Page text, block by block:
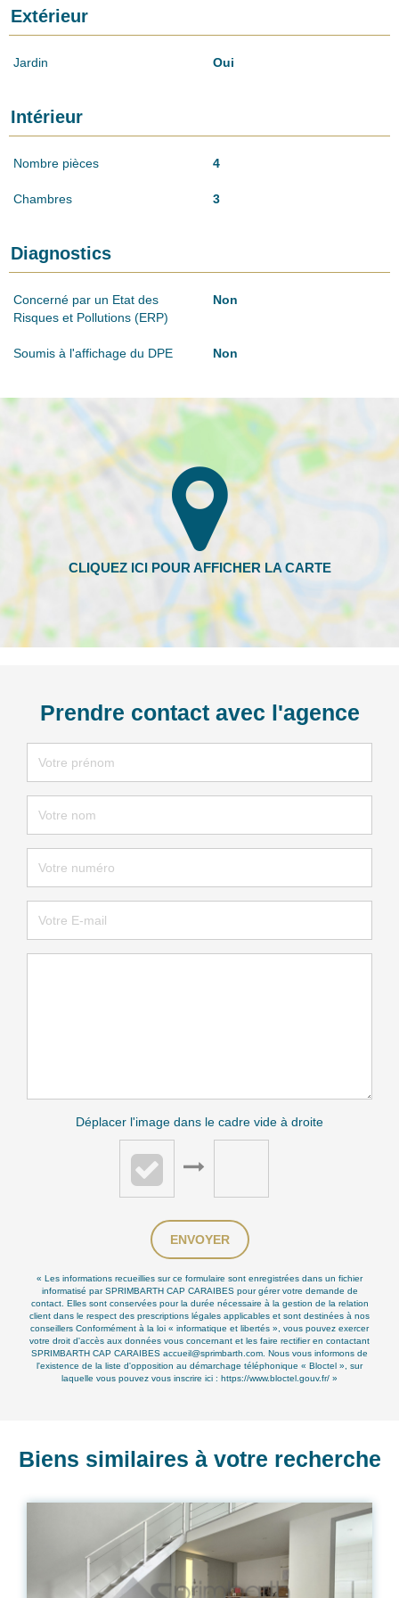
Extérieur
Jardin Oui
Intérieur
Nombre pièces 4
Chambres 3
Diagnostics
Concerné par un Etat des
Risques et Pollutions (ERP)
Non
Soumis à l'affichage du DPE Non
Prendre contact avec l'agence
Déplacer l'image dans le cadre vide à droite
ENVOYER
« Les informations recueillies sur ce formulaire sont enregistrées dans un fichier
informatisé par SPRIMBARTH CAP CARAIBES pour gérer votre demande de
contact. Elles sont conservées pour la durée nécessaire à la gestion de la relation
client dans le respect des prescriptions légales applicables et sont destinées à nos
conseillers Conformément à la loi « informatique et libertés », vous pouvez exercer
votre droit d'accès aux données vous concernant et les faire rectifier en contactant
SPRIMBARTH CAP CARAIBES accueil@sprimbarth.com. Nous vous informons de
l'existence de la liste d'opposition au démarchage téléphonique « Bloctel », sur
laquelle vous pouvez vous inscrire ici : https://www.bloctel.gouv.fr/ »
Biens similaires à votre recherche